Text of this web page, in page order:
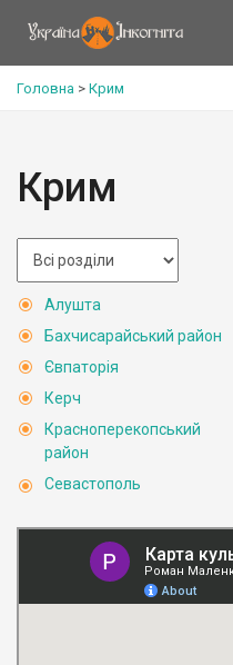
Головна > Крим
Крим
Алушта
Бахчисарайський район
Євпаторія
Керч
Красноперекопський
район
Севастополь